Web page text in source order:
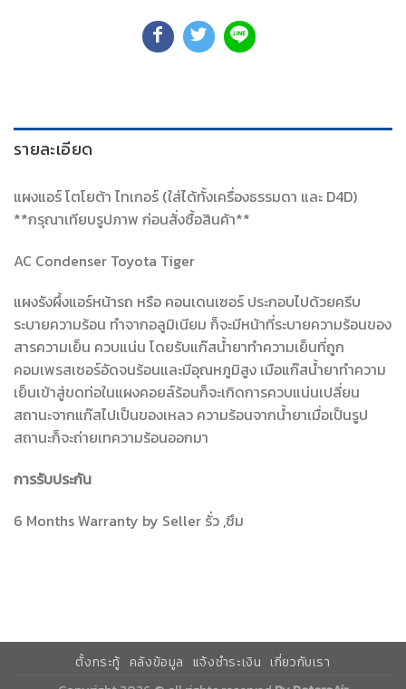
รายละเอียด
แผงแอร์ โตโยต้า ไทเกอร์ (ใส่ได้ทั้งเครื่องธรรมดา และ D4D)
**กรุณาเทียบรูปภาพ ก่อนสั่งซื้อสินค้า**
AC Condenser Toyota Tiger
แผงรังผึ้งแอร์หน้ารถ หรือ คอนเดนเซอร์ ประกอบไปด้วยครีบ
ระบายความร้อน ทำจากอลูมิเนียม ก็จะมีหน้าที่ระบายความร้อนของ
สารความเย็น ควบแน่น โดยรับแก๊สน้ำยาทำความเย็นที่ถูก
คอมเพรสเซอร์อัดจนร้อนและมีอุณหภูมิสูง เมือแก๊สน้ำยาทำความ
เย็นเข้าสู่ขดท่อในแผงคอยล์ร้อนก็จะเกิดการควบแน่นเปลี่ยน
สถานะจากแก๊สไปเป็นของเหลว ความร้อนจากน้ำยาเมื่อเป็นรูป
สถานะก็จะถ่ายเทความร้อนออกมา
การรับประกัน
6 Months Warranty by Seller รั่ว ,ซึม
ตั้งกระทู้ คลังข้อมูล แจ้งชำระเงิน เกี่ยวกับเรา